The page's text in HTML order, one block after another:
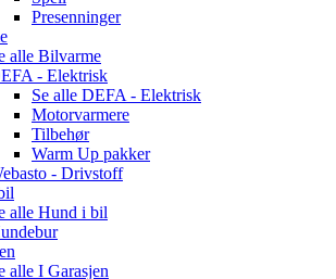
Presenninger
alle Bilvarme
- Elektrisk
Se alle DEFA - Elektrisk
Motorvarmere
Tilbehør
Warm Up pakker
- Drivstoff
alle Hund i bil
alle I Garasjen